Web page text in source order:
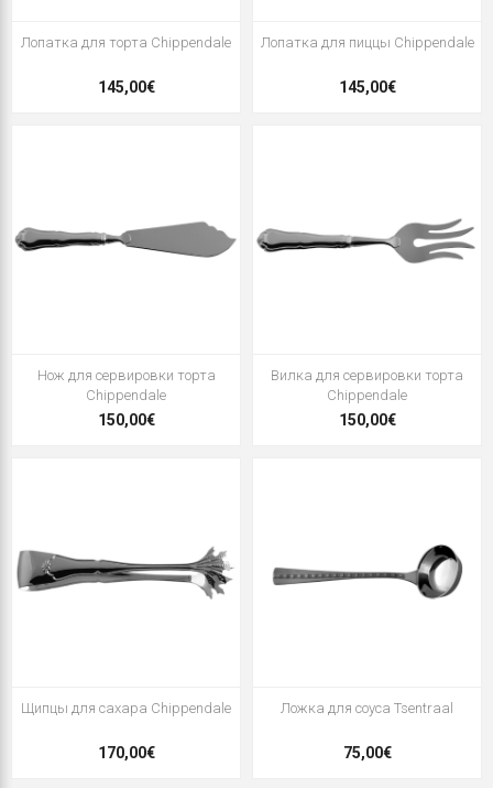
Лопатка для торта Chippendale
145,00€
Лопатка для пиццы Chippendale
145,00€
Нож для сервировки торта
Chippendale
150,00€
Вилка для сервировки торта
Chippendale
150,00€
Щипцы для сахара Chippendale
170,00€
Ложка для соуса Tsentraal
75,00€